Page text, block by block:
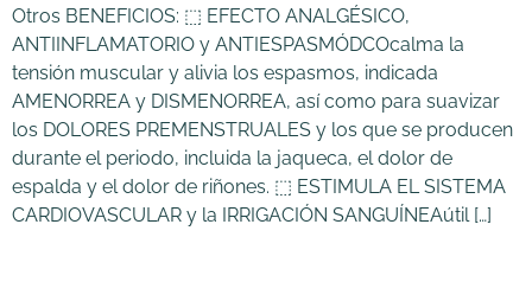
Otros BENEFICIOS: ⬚ EFECTO ANALGÉSICO,
ANTIINFLAMATORIO y ANTIESPASMÓDCOcalma la
tensión muscular y alivia los espasmos, indicada
AMENORREA y DISMENORREA, así como para suavizar
los DOLORES PREMENSTRUALES y los que se producen
durante el periodo, incluida la jaqueca, el dolor de
espalda y el dolor de riñones. ⬚ ESTIMULA EL SISTEMA
CARDIOVASCULAR y la IRRIGACIÓN SANGUÍNEAútil […]